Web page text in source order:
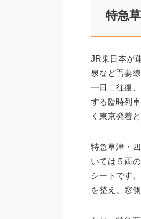
特急
JR東日本が
泉など吾妻
一日二往復
する臨時列
く東京発着
特急草津・
いては５両
シートです
を整え、窓